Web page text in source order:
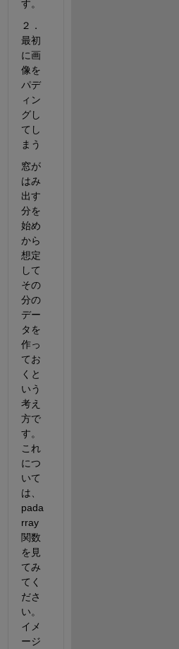
す。
２．
最初
に画
像を
パデ
ィン
グし
てし
まう
窓が
はみ
出す
分を
始め
から
想定
して
その
分の
デー
タを
作っ
てお
くと
いう
考え
方で
す。
これ
につ
いて
は、
pada
rray
関数
を見
てみ
てく
ださ
い。
イメ
ージ